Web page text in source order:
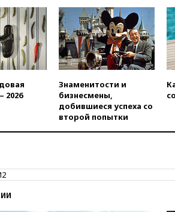
2026
Знаменитости и
бизнесмены,
добившиеся успеха со
второй попытки